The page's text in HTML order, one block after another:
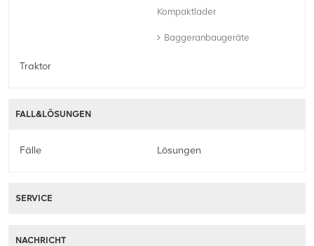
Kompaktlader
Baggeranbaugeräte
Traktor
FALL&LÖSUNGEN
Fälle Lösungen
SERVICE
NACHRICHT